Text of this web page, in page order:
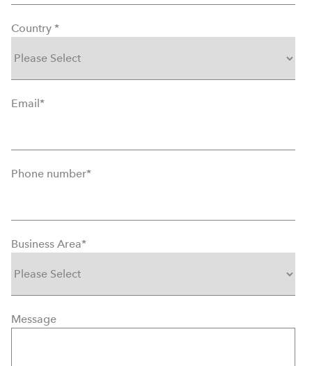
Country *
Email*
Phone number*
Business Area*
Message